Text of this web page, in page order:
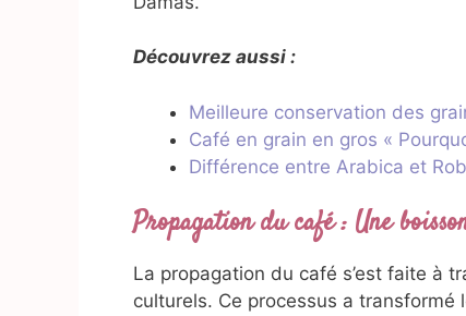
Découvrez aussi :
Meilleure conservation des
Café en grain en gros «
Différence entre Arabica et
Propagation du café : Une
La propagation du café s’est faite à
culturels. Ce processus a